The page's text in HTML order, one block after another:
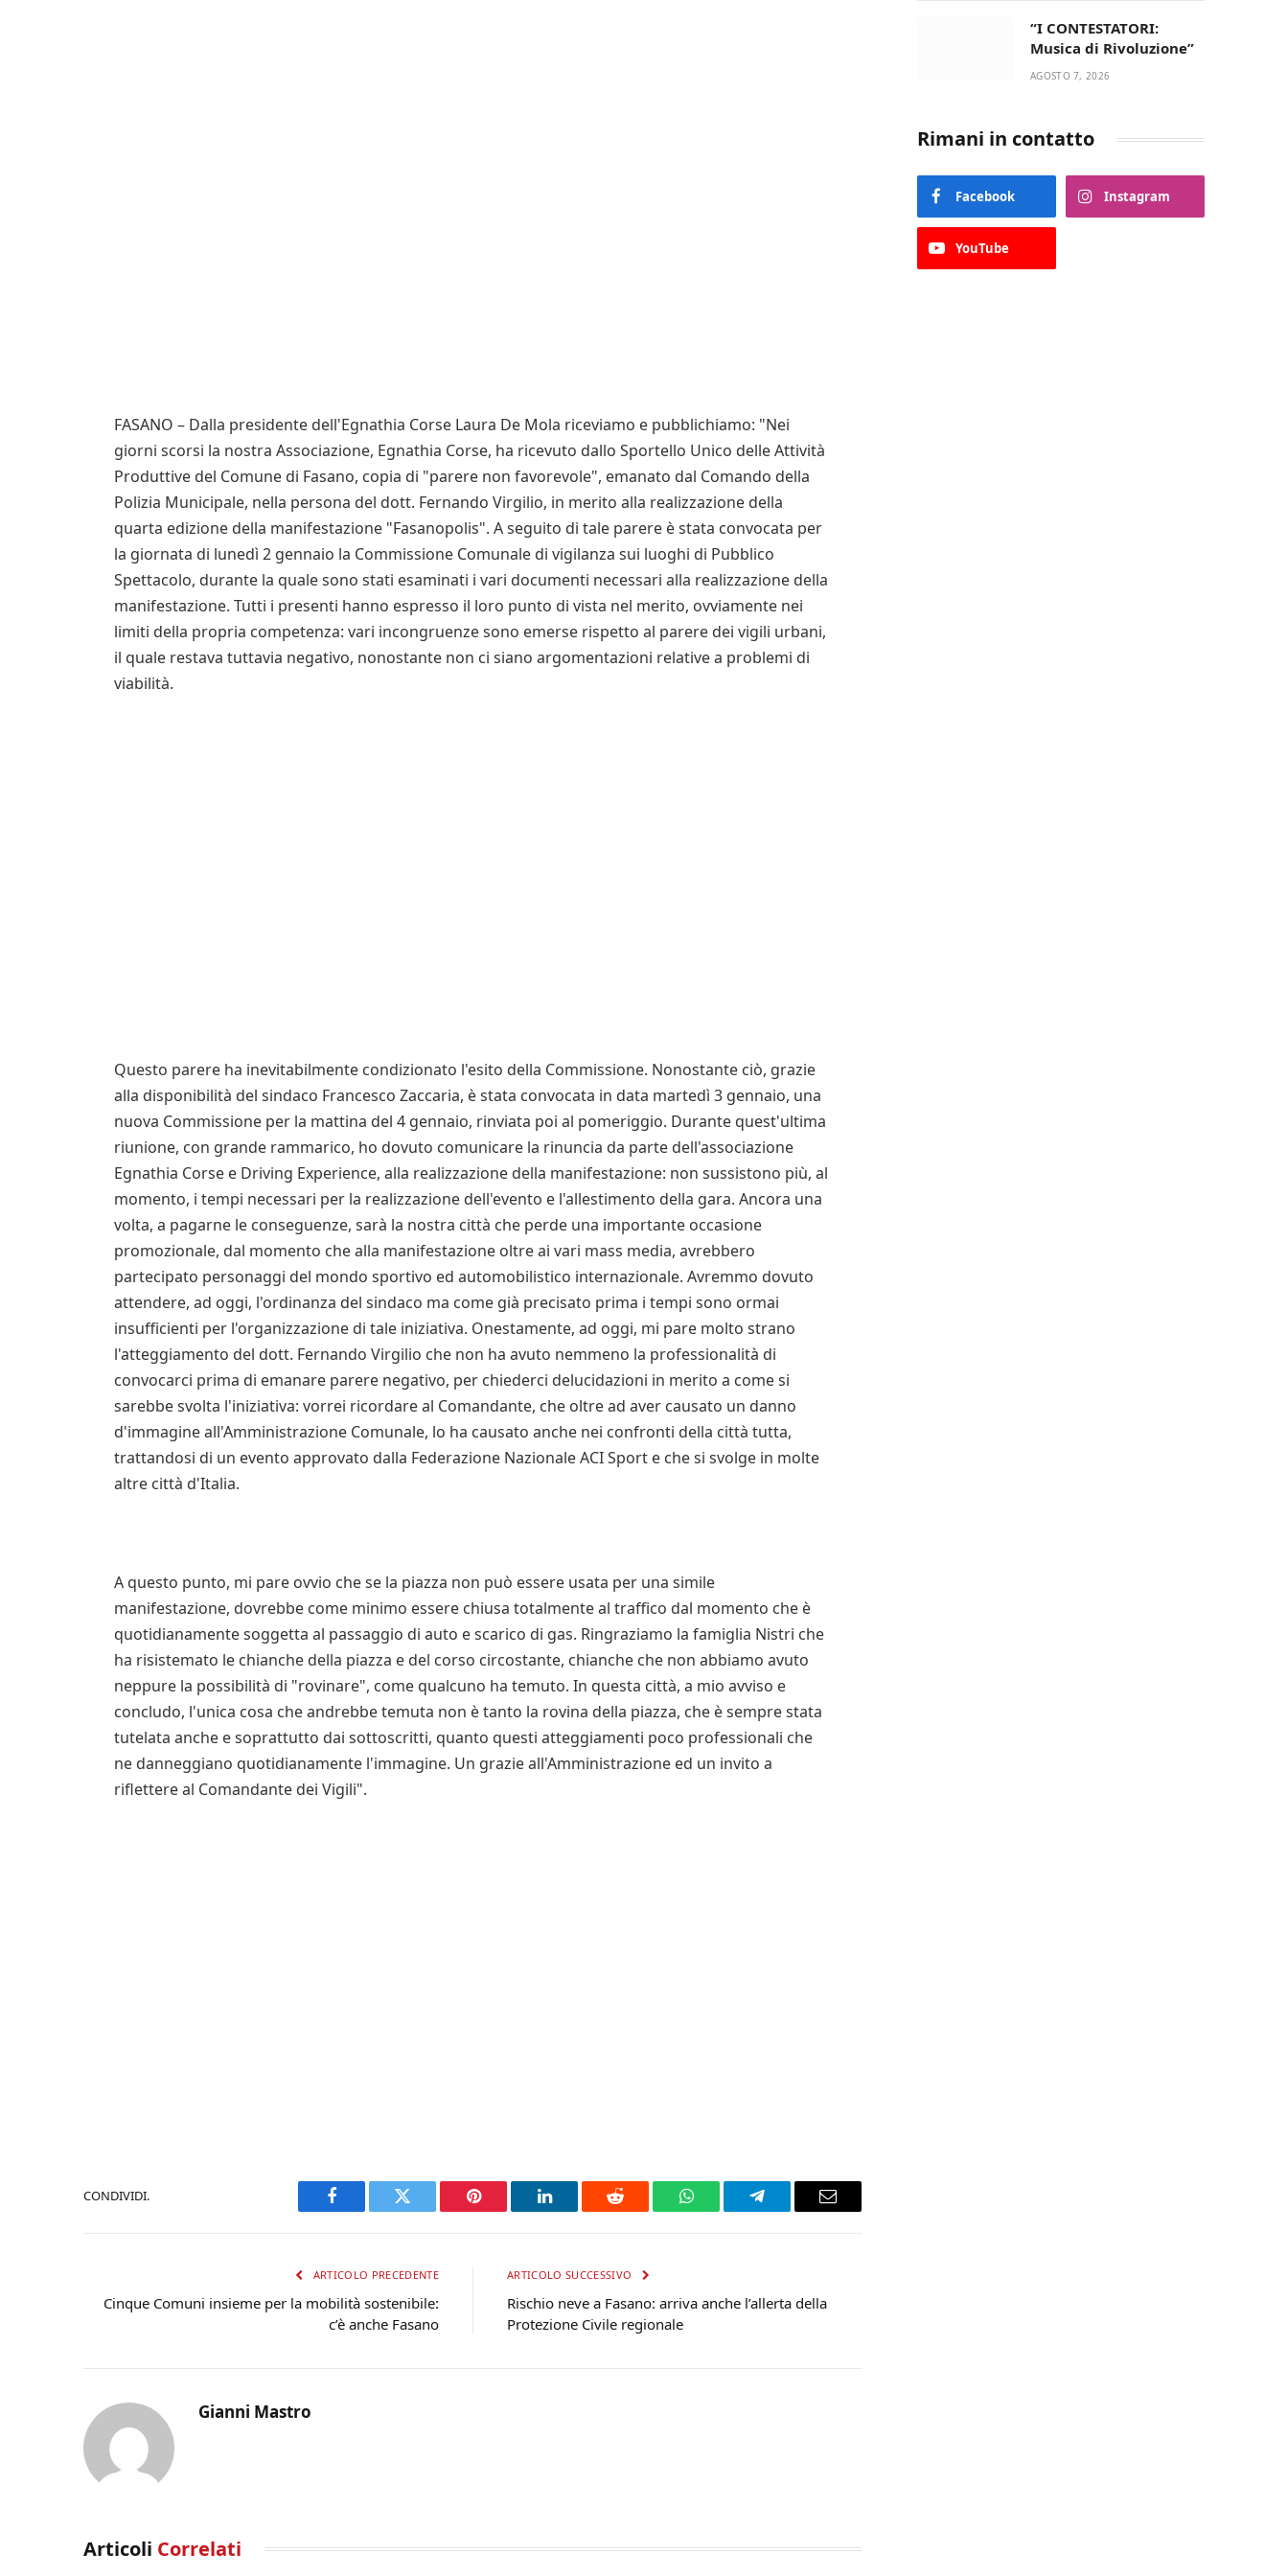
FASANO – Dalla presidente dell'Egnathia Corse Laura De Mola riceviamo e pubblichiamo: "Nei
giorni scorsi la nostra Associazione, Egnathia Corse, ha ricevuto dallo Sportello Unico delle Attività
Produttive del Comune di Fasano, copia di "parere non favorevole", emanato dal Comando della
Polizia Municipale, nella persona del dott. Fernando Virgilio, in merito alla realizzazione della
quarta edizione della manifestazione "Fasanopolis". A seguito di tale parere è stata convocata per
la giornata di lunedì 2 gennaio la Commissione Comunale di vigilanza sui luoghi di Pubblico
Spettacolo, durante la quale sono stati esaminati i vari documenti necessari alla realizzazione della
manifestazione. Tutti i presenti hanno espresso il loro punto di vista nel merito, ovviamente nei
limiti della propria competenza: vari incongruenze sono emerse rispetto al parere dei vigili urbani,
il quale restava tuttavia negativo, nonostante non ci siano argomentazioni relative a problemi di
viabilità.
Questo parere ha inevitabilmente condizionato l'esito della Commissione. Nonostante ciò, grazie
alla disponibilità del sindaco Francesco Zaccaria, è stata convocata in data martedì 3 gennaio, una
nuova Commissione per la mattina del 4 gennaio, rinviata poi al pomeriggio. Durante quest'ultima
riunione, con grande rammarico, ho dovuto comunicare la rinuncia da parte dell'associazione
Egnathia Corse e Driving Experience, alla realizzazione della manifestazione: non sussistono più, al
momento, i tempi necessari per la realizzazione dell'evento e l'allestimento della gara. Ancora una
volta, a pagarne le conseguenze, sarà la nostra città che perde una importante occasione
promozionale, dal momento che alla manifestazione oltre ai vari mass media, avrebbero
partecipato personaggi del mondo sportivo ed automobilistico internazionale. Avremmo dovuto
attendere, ad oggi, l'ordinanza del sindaco ma come già precisato prima i tempi sono ormai
insufficienti per l'organizzazione di tale iniziativa. Onestamente, ad oggi, mi pare molto strano
l'atteggiamento del dott. Fernando Virgilio che non ha avuto nemmeno la professionalità di
convocarci prima di emanare parere negativo, per chiederci delucidazioni in merito a come si
sarebbe svolta l'iniziativa: vorrei ricordare al Comandante, che oltre ad aver causato un danno
d'immagine all'Amministrazione Comunale, lo ha causato anche nei confronti della città tutta,
trattandosi di un evento approvato dalla Federazione Nazionale ACI Sport e che si svolge in molte
altre città d'Italia.
A questo punto, mi pare ovvio che se la piazza non può essere usata per una simile
manifestazione, dovrebbe come minimo essere chiusa totalmente al traffico dal momento che è
quotidianamente soggetta al passaggio di auto e scarico di gas. Ringraziamo la famiglia Nistri che
ha risistemato le chianche della piazza e del corso circostante, chianche che non abbiamo avuto
neppure la possibilità di "rovinare", come qualcuno ha temuto. In questa città, a mio avviso e
concludo, l'unica cosa che andrebbe temuta non è tanto la rovina della piazza, che è sempre stata
tutelata anche e soprattutto dai sottoscritti, quanto questi atteggiamenti poco professionali che
ne danneggiano quotidianamente l'immagine. Un grazie all'Amministrazione ed un invito a
riflettere al Comandante dei Vigili".
CONDIVIDI.
Facebook Twitter Pinterest LinkedIn Reddit WhatsAppTelegram Email
ARTICOLO PRECEDENTE
Cinque Comuni insieme per la mobilità sostenibile:
c’è anche Fasano
ARTICOLO SUCCESSIVO
Rischio neve a Fasano: arriva anche l’allerta della
Protezione Civile regionale
Gianni Mastro
Articoli Correlati
“I CONTESTATORI:
Musica di Rivoluzione”
AGOSTO 7, 2026
Rimani in contatto
Facebook Instagram
YouTube